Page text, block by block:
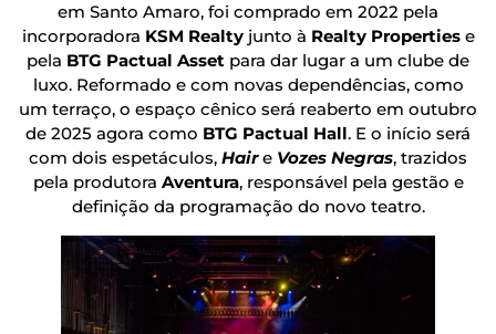
em Santo Amaro, foi comprado em 2022 pela
incorporadora KSM Realty junto à Realty Propertiese
pela BTG Pactual Asset para dar lugar a um clube de
luxo. Reformado e com novas dependências, como
um terraço, o espaço cênico será reaberto em outubro
de 2025 agora como BTG Pactual Hall. E o início será
com dois espetáculos, Haire Vozes Negras, trazidos
pela produtora Aventura, responsável pela gestão e
definição da programação do novo teatro.